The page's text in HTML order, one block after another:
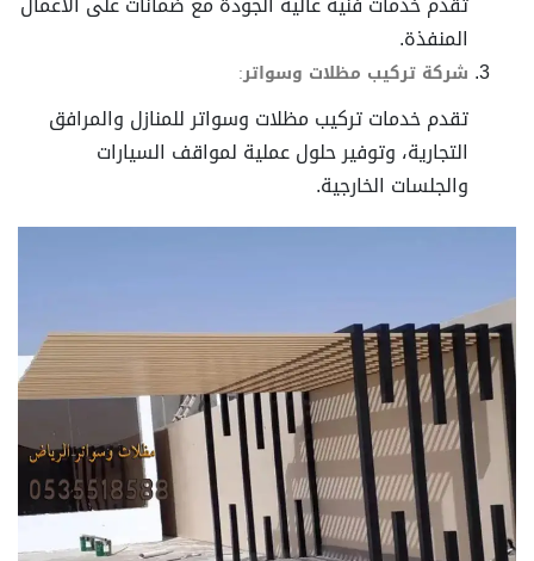
المنفذة.
شركة تركيب مظلات وسواتر:
تقدم خدمات تركيب مظلات وسواتر للمنازل والمرافق
التجارية، وتوفير حلول عملية لمواقف السيارات
والجلسات الخارجية.